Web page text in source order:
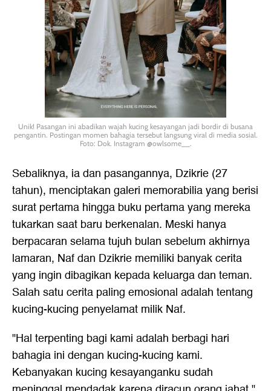
Unik! Pasangan ini abadikan wajah kucing kesayangan jadi bordir di busana
pengantin. Postingan momen bahagia tersebut langsung viral di media sosial.
Foto: Dok. Instagram @owlsome__.
Sebaliknya, ia dan pasangannya, Dzikrie (27
tahun), menciptakan galeri memorabilia yang berisi
surat pertama hingga buku pertama yang mereka
tukarkan saat baru berkenalan. Meski hanya
berpacaran selama tujuh bulan sebelum akhirnya
lamaran, Naf dan Dzikrie memiliki banyak cerita
yang ingin dibagikan kepada keluarga dan teman.
Salah satu cerita paling emosional adalah tentang
kucing-kucing penyelamat milik Naf.
"Hal terpenting bagi kami adalah berbagi hari
bahagia ini dengan kucing-kucing kami.
Kebanyakan kucing kesayanganku sudah